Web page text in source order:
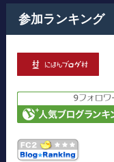
参加ランキング